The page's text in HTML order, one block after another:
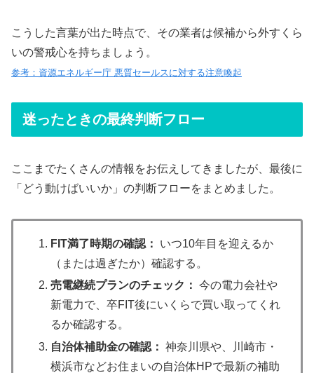
こうした言葉が出た時点で、その業者は候補から外すくら
いの警戒心を持ちましょう。
参考：資源エネルギー庁 悪質セールスに対する注意喚起
迷ったときの最終判断フロー
ここまでたくさんの情報をお伝えしてきましたが、最後に
「どう動けばいいか」の判断フローをまとめました。
FIT満了時期の確認：
いつ10年目を迎えるか
（または過ぎたか）確認する。
売電継続プランのチェック： 今の電力会社や
新電力で、卒FIT後にいくらで買い取ってくれ
るか確認する。
自治体補助金の確認： 神奈川県や、川崎市・
横浜市などお住まいの自治体HPで最新の補助